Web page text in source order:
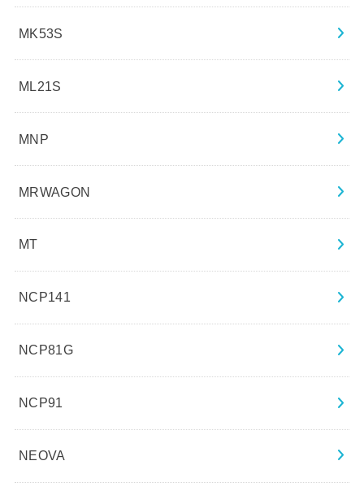
MK53S
ML21S
MNP
MRWAGON
MT
NCP141
NCP81G
NCP91
NEOVA